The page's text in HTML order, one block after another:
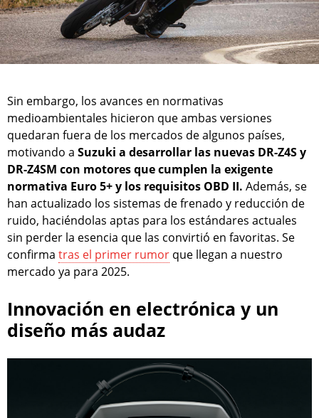
Sin embargo, los avances en normativas
medioambientales hicieron que ambas versiones
quedaran fuera de los mercados de algunos países,
motivando a Suzuki a desarrollar las nuevas DR-Z4S y
DR-Z4SM con motores que cumplen la exigente
normativa Euro 5+ y los requisitos OBD II. Además, se
han actualizado los sistemas de frenado y reducción de
ruido, haciéndolas aptas para los estándares actuales
sin perder la esencia que las convirtió en favoritas. Se
confirma tras el primer rumor que llegan a nuestro
mercado ya para 2025.
Innovación en electrónica y un
diseño más audaz